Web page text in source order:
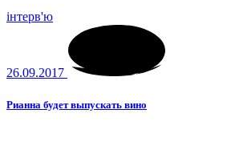
інтерв'ю
26.09.2017
Рианна будет выпускать вино